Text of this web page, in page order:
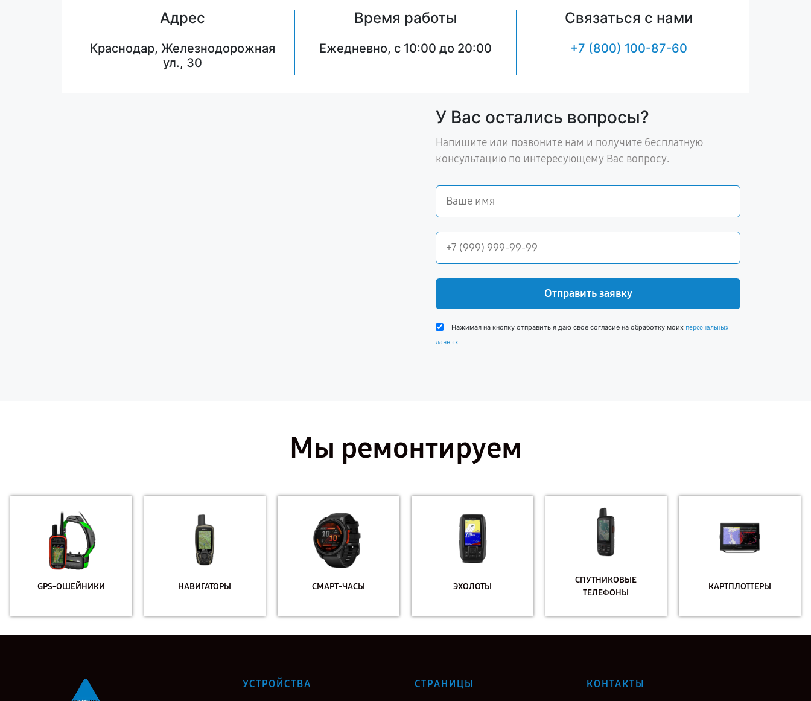
Адрес
Краснодар, Железнодорожная
ул., 30
Время работы
Ежедневно, с 10:00 до 20:00
Связаться с нами
+7 (800) 100-87-60
У Вас остались вопросы?
Напишите или позвоните нам и получите бесплатную
консультацию по интересующему Вас вопросу.
Отправить заявку
Нажимая на кнопку отправить я даю свое согласие на обработку моих персональных
данных.
Мы ремонтируем
GPS-ОШЕЙНИКИ НАВИГАТОРЫ СМАРТ-ЧАСЫ ЭХОЛОТЫ
СПУТНИКОВЫЕ
ТЕЛЕФОНЫ
КАРТПЛОТТЕРЫ
УСТРОЙСТВА СТРАНИЦЫ КОНТАКТЫ